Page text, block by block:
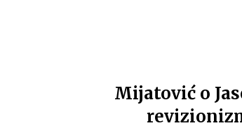
Mijatović o